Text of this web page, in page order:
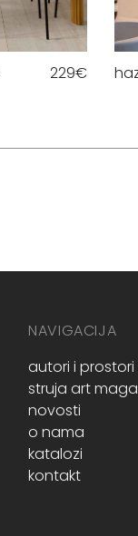
229€
NAVIGACIJA
autori i prostori
struja art
novosti
o nama
katalozi
kontakt